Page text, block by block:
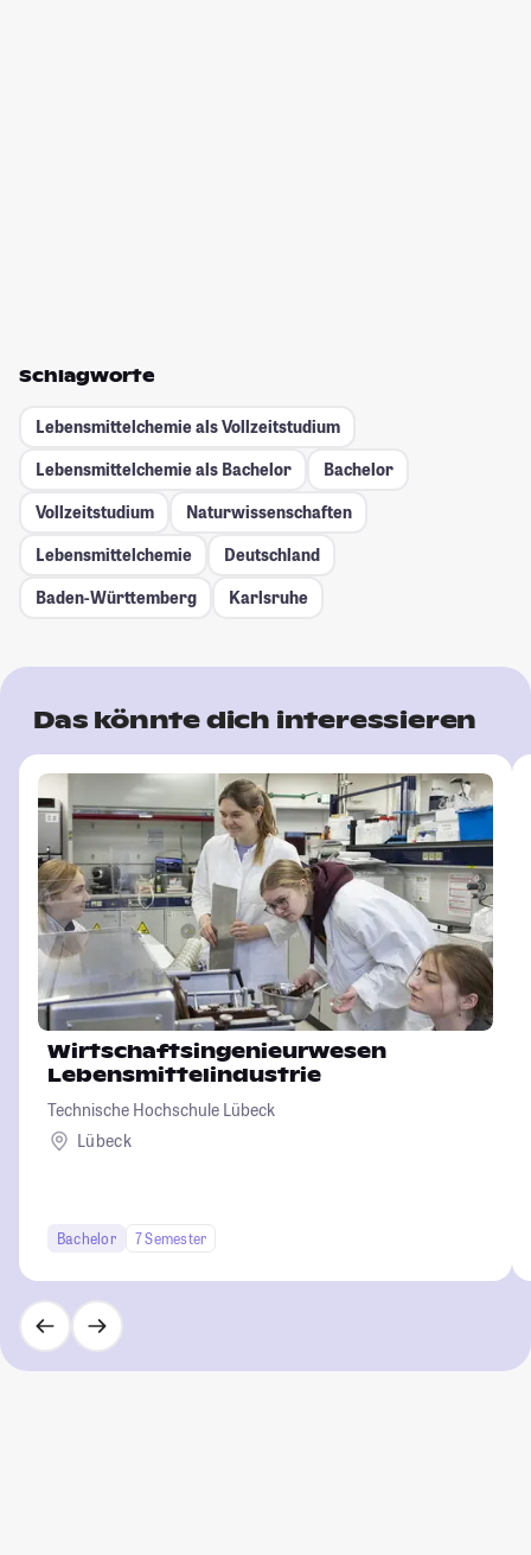
Schlagworte
Lebensmittelchemie als Vollzeitstudium
Lebensmittelchemie als Bachelor
Bachelor
Vollzeitstudium
Naturwissenschaften
Lebensmittelchemie
Deutschland
Baden-Württemberg
Karlsruhe
Das könnte dich interessieren
Wirtschaftsingenieurwesen
Lebensmittelindustrie
Technische Hochschule Lübeck
Lübeck
Bachelor 7 Semester